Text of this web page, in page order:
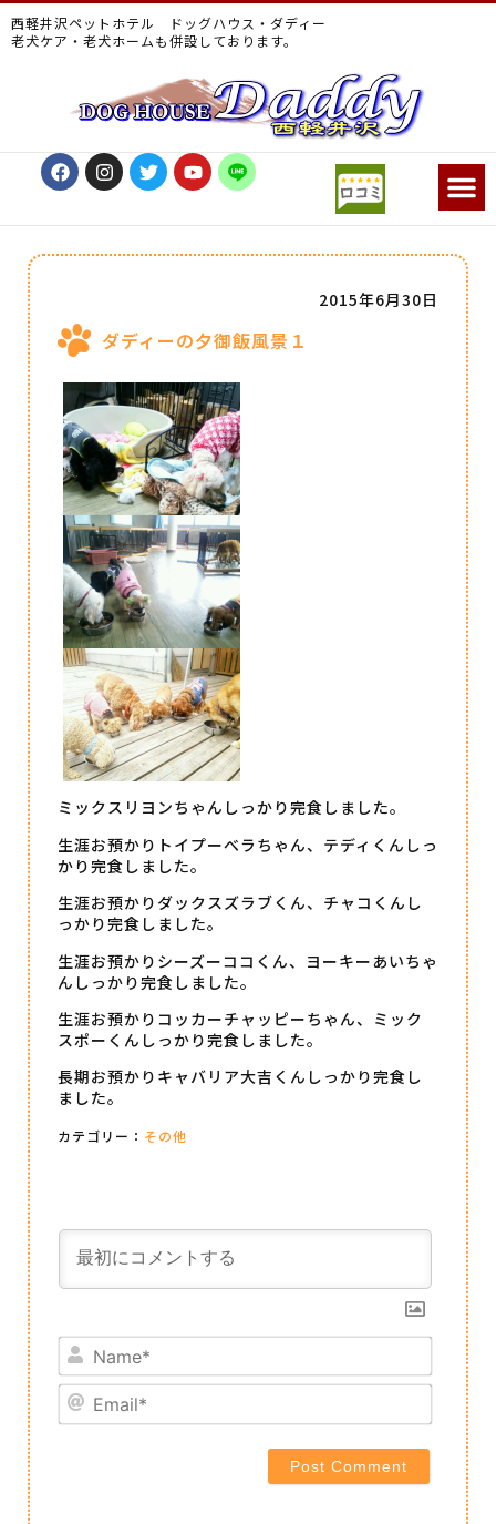
西軽井沢ペットホテル ドッグハウス・ダディー
老犬ケア・老犬ホームも併設しております。
ダディーの夕御飯風景１
2015年6月30日
ミックスリヨンちゃんしっかり完食しました。
生涯お預かりトイプーべラちゃん、テディくんしっ
かり完食しました。
生涯お預かりダックスズラブくん、チャコくんし
っかり完食しました。
生涯お預かりシーズーココくん、ヨーキーあいちゃ
んしっかり完食しました。
生涯お預かりコッカーチャッピーちゃん、ミック
スポーくんしっかり完食しました。
長期お預かりキャバリア大吉くんしっかり完食し
ました。
カテゴリー： その他
Name*
Email*